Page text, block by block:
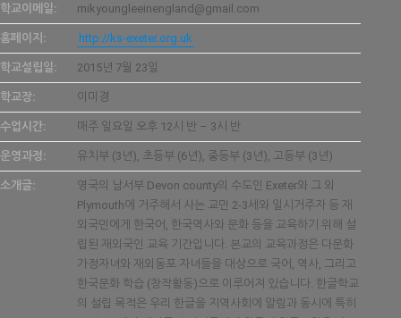
학교이메일: mikyoungleeinengland@gmail.com
홈페이지: http://ks-exeter.org.uk
학교설립일: 2015년 7월 23일
학교장: 이미경
수업시간: 매주 일요일 오후 12시 반 – 3시 반
운영과정: 유치부 (3년), 초등부 (6년), 중등부 (3년), 고등부 (3년)
소개글:
영국의 남서부 Devon county의 수도인 Exeter와 그 외
Plymouth에 거주해서 사는 교민 2-3세와 일시거주자 등 재
외국민에게 한국어, 한국역사와 문화 등을 교육하기 위해 설
립된 재외국인 교육 기간입니다. 본교의 교육과정은 다문화
가정자녀와 재외동포 자녀들을 대상으로 국어, 역사, 그리고
한국문화 학습 (창작활동)으로 이루어져 있습니다. 한글학교
의 설립 목적은 우리 한글을 지역사회에 알림과 동시에 특히